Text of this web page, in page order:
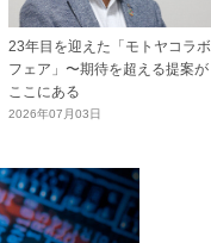
23年目を迎えた「モトヤコラボ
フェア」〜期待を超える提案が
ここにある
2026年07月03日